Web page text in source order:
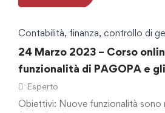
Contabilità, finanza, controllo di
24 Marzo 2023 – Corso
funzionalità di PAGOPA e
l’ente”
Esperto
Obiettivi: Nuove funzionalità sono